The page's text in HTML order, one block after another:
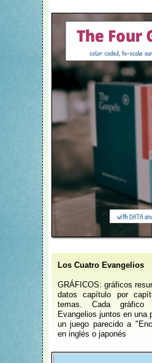
Los Cuatro Evangelios
GRÁFICOS: gráficos
datos capítulo por
temas. Cada
Evangelios juntos en una
un juego parecido a
en inglés o japonés